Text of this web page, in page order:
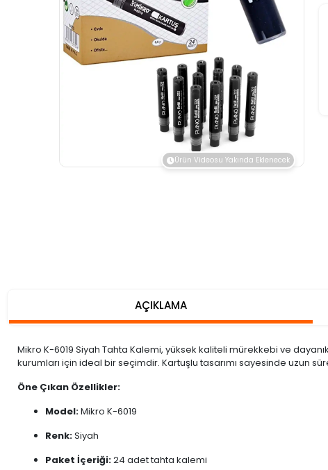
Ürün Videosu Yakında Eklenecek
AÇIKLAMA
Mikro K-6019 Siyah Tahta Kalemi, yüksek kaliteli mürekkebi ve
kurumları için ideal bir seçimdir. Kartuşlu tasarımı sayesinde uzun
Öne Çıkan Özellikler:
Model:Mikro K-6019
Renk:Siyah
Paket İçeriği:24 adet tahta kalemi